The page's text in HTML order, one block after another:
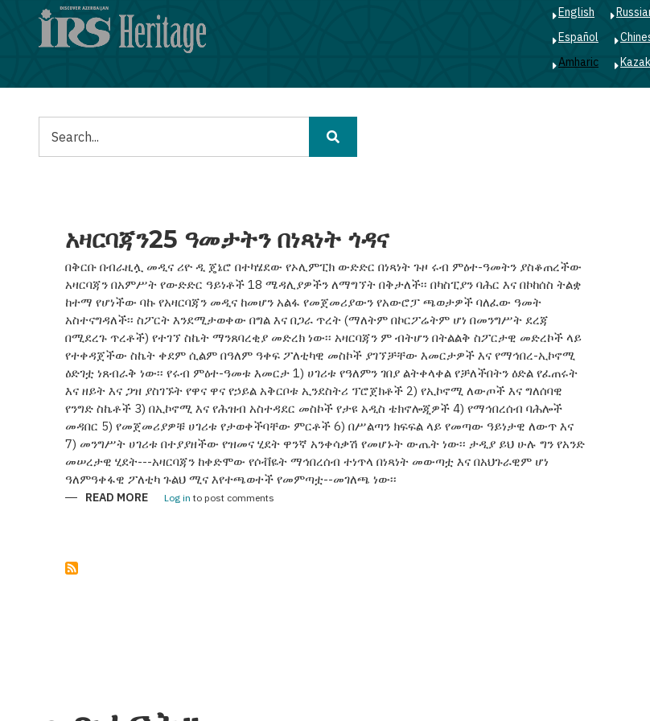
English
Español
Amharic
አዛርባጃን25 ዓመታትን በነጻነት ጎዳና
በቅርቡ በብራዚሏ መዲና ሪዮ ዲ ጄኔሮ በተካሄደው የኦሊምፒክ ውድድር በነጻነት ጉዞ ሩብ ምዕተ-ዓመትን ያስቆጠረችው
አዛርባጃን በአምሥት የውድድር ዓይነቶች 18 ሜዳሊያዎችን ለማግኘት በቅታለች፡፡ በካስፒያን ባሕር እና በኮከሰስ ትልቋ
ከተማ የሆነችው ባኩ የአዛርባጃን መዲና ከመሆን አልፋ የመጀመሪያውን የአውሮፓ ጫወታዎች ባለፈው ዓመት
አስተናግዳለች፡፡ ስፖርት እንደሚታወቀው በግል እና በጋራ ጥረት (ማለትም በኮርፖሬትም ሆነ በመንግሥት ደረጃ
በሚደረጉ ጥረቶች) የተገኘ ስኬት ማንጸባረቂያ መድረክ ነው፡፡ አዛርባጃን ም ብትሆን በትልልቅ ስፖርታዊ መድረኮች ላይ
የተቀዳጀችው ስኬት ቀደም ሲልም በዓለም ዓቀፍ ፖለቲካዊ መስኮች ያገኘቻቸው እመርታዎች እና የማኅበረ-ኢኮኖሚ
ዕድገቷ ነጸብራቅ ነው፡፡ የሩብ ምዕተ-ዓመቱ እመርታ 1) ሀገሪቱ የዓለምን ገበያ ልትቀላቀል የቻለችበትን ዕድል የፈጠሩት
እና ዘይት እና ጋዝ ያስገኙት የዋና ዋና የኃይል አቅርቦቱ ኢንደስትሪ ፕሮጀክቶች 2) የኢኮኖሚ ለውጦች እና ግለሰባዊ
የንግድ ስኬቶች 3) በኢኮኖሚ እና የሕዝብ አስተዳደር መስኮች የታዩ አዲስ ቴክኖሎጂዎች 4) የማኅበረሰብ ባሕሎች
መዳበር 5) የመጀመሪያዎቹ ሀገሪቱ የታወቀችባቸው ምርቶች 6) በሥልጣን ክፍፍል ላይ የመጣው ዓይነታዊ ለውጥ እና
7) መንግሥት ሀገሪቱ በተያያዘችው የዝመና ሂደት ዋንኛ አንቀሳቃሽ የመሆኑት ውጤት ነው፡፡ ታዲያ ይህ ሁሉ ግን የአንድ
መሠረታዊ ሂደት---አዛርባጃን ከቀድሞው የሶቭዬት ማኅበረሰብ ተነጥላ በነጻነት መውጣቷ እና በአህጉራዊም ሆነ
ዓለምዓቀፋዊ ፖለቲካ ጉልህ ሚና እየተጫወተች የመምጣቷ--መገለጫ ነው፡፡
READ MORE ABOUT
Log in to post comments